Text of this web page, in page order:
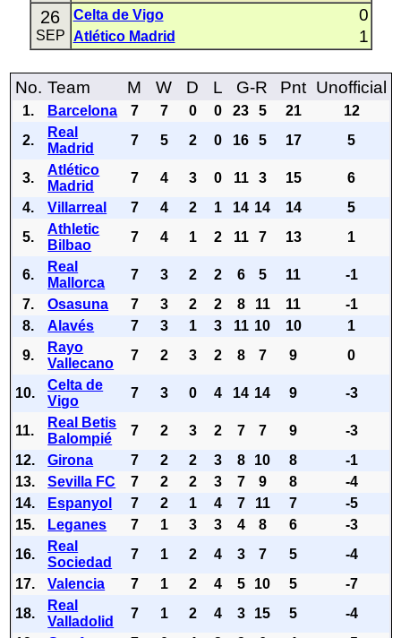
26
SEP
Celta de Vigo 0
Atlético Madrid 1
No. Team M W D L G-R Pnt Unofficial
1. Barcelona 7 7 0 0 23 5 21
12
2.
Real
Madrid
7 5 2 0 16 5 17 5
3.
Atlético
Madrid
7 4 3 0 11 3 15
6
4.
Villarreal 7 4 2 1 14 14 14
5
5.
Athletic
Bilbao
7 4 1 2 11 7 13 1
6.
Real
Mallorca
7 3 2 2 6 5 11
-1
7.
Osasuna 7 3 2 2 8 11 11
-1
8.
Alavés 7 3 1 3 11 10 10
1
9.
Rayo
Vallecano
7 2 3 2 8 7 9 0
10.
Celta de
Vigo
7 3 0 4 14 14 9 -3
11.
Real Betis
Balompié
7 2 3 2 7 7 9
-3
12.
Girona 7 2 2 3 8 10 8
-1
13.
Sevilla FC 7 2 2 3 7 9 8
-4
14.
Espanyol 7 2 1 4 7 11 7
-5
15.
Leganes 7 1 3 3 4 8 6
-3
16.
Real
Sociedad
7 1 2 4 3 7 5
-4
17.
Valencia 7 1 2 4 5 10 5
-7
18.
Real
Valladolid
7 1 2 4 3 15 5
-4